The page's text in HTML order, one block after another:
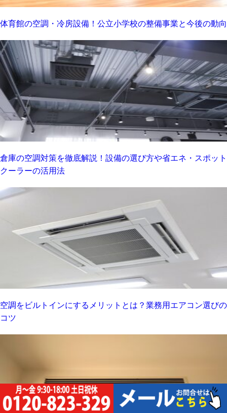
体育館の空調・冷房設備！公立小学校の整備事業と今後の動向
倉庫の空調対策を徹底解説！設備の選び方や省エネ・スポット
クーラーの活用法
空調をビルトインにするメリットとは？業務用エアコン選びの
コツ